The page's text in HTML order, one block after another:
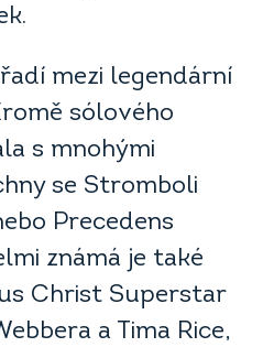
mezi legendární
sólového
s mnohými
se Stromboli
Precedens
známá je také
Christ Superstar
a Tima Rice,